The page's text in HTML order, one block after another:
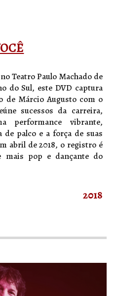
Teatro Paulo Machado de
do Sul, este DVD captura
de Márcio Augusto com o
sucessos da carreira,
performance vibrante,
de palco e a força de suas
abril de 2018, o registro é
mais pop e dançante do
2018